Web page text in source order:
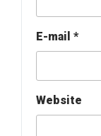
E-mail *
Website